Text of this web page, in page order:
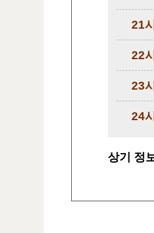
21시
22시
23시
24시
상기 정